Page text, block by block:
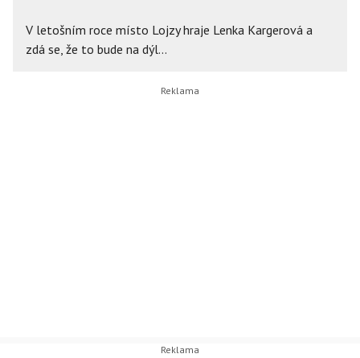
V letošním roce místo Lojzy hraje Lenka Kargerová a
zdá se, že to bude na dýl...